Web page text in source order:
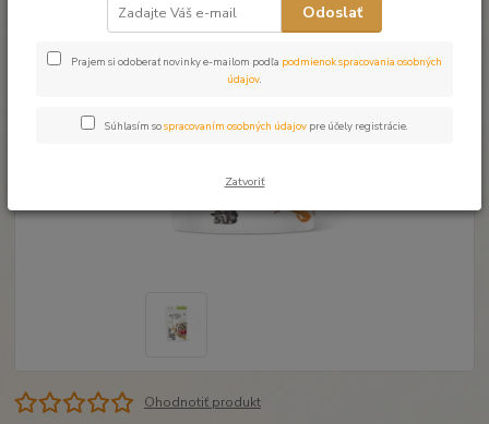
Ohodnotiť produkt
Odoslať
Prajem si odoberať novinky e-mailom podľa podmienok spracovania osobných
údajov.
Súhlasím sospracovaním osobných údajov pre účely registrácie.
Zatvoriť